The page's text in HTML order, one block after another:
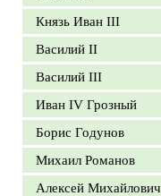
Князь Иван III
Василий II
Василий III
Иван IV Грозный
Борис Годунов
Михаил Романов
Алексей Михайлович